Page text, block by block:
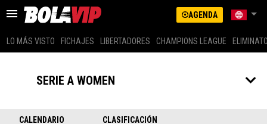
AGENDA
US LATINO (SPANISH)
LO MÁS VISTO FICHAJES LIBERTADORES CHAMPIONS LEAGUE
SERIE A WOMEN
CALENDARIO CLASIFICACIÓN